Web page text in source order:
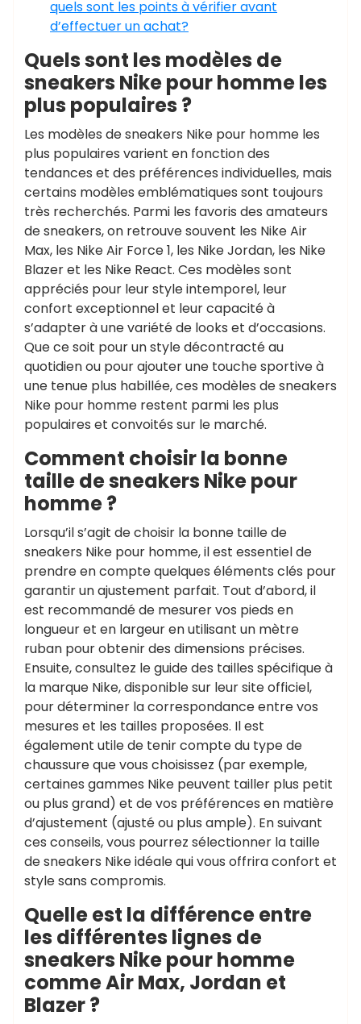
quels sont les points à vérifier avant
d’effectuer un achat?
Quels sont les modèles de
sneakers Nike pour homme les
plus populaires ?
Les modèles de sneakers Nike pour homme les
plus populaires varient en fonction des
tendances et des préférences individuelles, mais
certains modèles emblématiques sont toujours
très recherchés. Parmi les favoris des amateurs
de sneakers, on retrouve souvent les Nike Air
Max, les Nike Air Force 1, les Nike Jordan, les Nike
Blazer et les Nike React. Ces modèles sont
appréciés pour leur style intemporel, leur
confort exceptionnel et leur capacité à
s’adapter à une variété de looks et d’occasions.
Que ce soit pour un style décontracté au
quotidien ou pour ajouter une touche sportive à
une tenue plus habillée, ces modèles de sneakers
Nike pour homme restent parmi les plus
populaires et convoités sur le marché.
Comment choisir la bonne
taille de sneakers Nike pour
homme ?
Lorsqu’il s’agit de choisir la bonne taille de
sneakers Nike pour homme, il est essentiel de
prendre en compte quelques éléments clés pour
garantir un ajustement parfait. Tout d’abord, il
est recommandé de mesurer vos pieds en
longueur et en largeur en utilisant un mètre
ruban pour obtenir des dimensions précises.
Ensuite, consultez le guide des tailles spécifique à
la marque Nike, disponible sur leur site officiel,
pour déterminer la correspondance entre vos
mesures et les tailles proposées. Il est
également utile de tenir compte du type de
chaussure que vous choisissez (par exemple,
certaines gammes Nike peuvent tailler plus petit
ou plus grand) et de vos préférences en matière
d’ajustement (ajusté ou plus ample). En suivant
ces conseils, vous pourrez sélectionner la taille
de sneakers Nike idéale qui vous offrira confort et
style sans compromis.
Quelle est la différence entre
les différentes lignes de
sneakers Nike pour homme
comme Air Max, Jordan et
Blazer ?